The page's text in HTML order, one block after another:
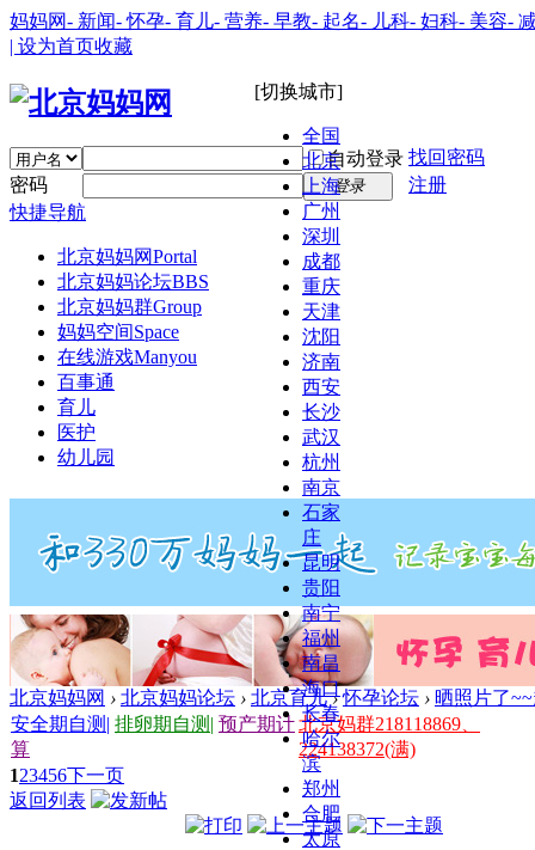
妈妈网- 新闻- 怀孕- 育儿- 营养- 早教- 起名- 儿科- 妇科- 美容-
| 设为首页收藏
[切换城市]
全国
北京
上海
广州
深圳
成都
重庆
天津
沈阳
济南
西安
长沙
武汉
杭州
南京
石家
庄
昆明
贵阳
南宁
福州
南昌
海口
长春
哈尔
滨
郑州
合肥
太原
自动登录 找回密码
密码
登录
注册
快捷导航
北京妈妈网Portal
北京妈妈论坛BBS
北京妈妈群Group
妈妈空间Space
在线游戏Manyou
百事通
育儿
医护
幼儿园
北京妈妈网 › 北京妈妈论坛 › 北京育儿 › 怀孕论坛 › 晒照片了
安全期自测 | 排卵期自测 | 预产期计
算
北京妈群218118869、
224138372(满)
123456下一页
返回列表